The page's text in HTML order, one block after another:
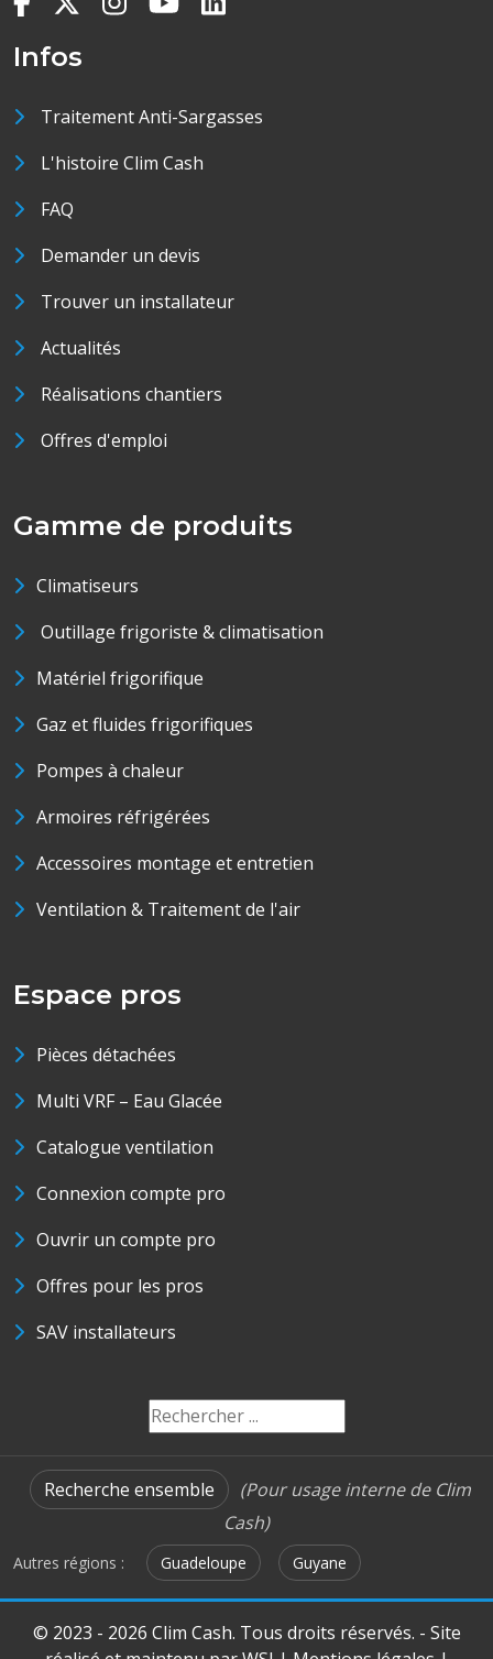
Infos
Traitement Anti-Sargasses
L'histoire Clim Cash
FAQ
Demander un devis
Trouver un installateur
Actualités
Réalisations chantiers
Offres d'emploi
Gamme de produits
Climatiseurs
Outillage frigoriste & climatisation
Matériel frigorifique
Gaz et fluides frigorifiques
Pompes à chaleur
Armoires réfrigérées
Accessoires montage et entretien
Ventilation & Traitement de l'air
Espace pros
Pièces détachées
Multi VRF – Eau Glacée
Catalogue ventilation
Connexion compte pro
Ouvrir un compte pro
Offres pour les pros
SAV installateurs
Recherche ensemble
(Pour usage interne de Clim
Cash)
Autres régions : Guadeloupe Guyane
© 2023 - 2026 Clim Cash. Tous droits réservés. - Site